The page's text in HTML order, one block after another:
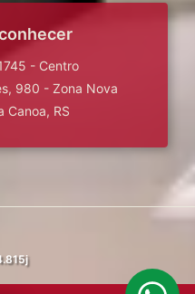
- Centro
980 - Zona Nova
Canoa, RS